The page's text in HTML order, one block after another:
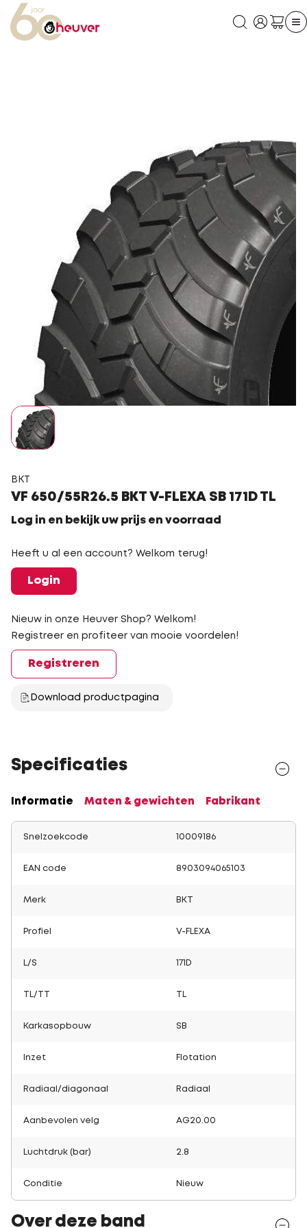
BKT
VF 650/55R26.5 BKT V-FLEXA SB 171D TL
Log in en bekijk uw prijs en voorraad
Heeft u al een account? Welkom terug!
Login
Nieuw in onze Heuver Shop? Welkom!
Registreer en profiteer van mooie voordelen!
Registreren
Download productpagina
Specificaties
Informatie Maten & gewichten Fabrikant
Snelzoekcode 10009186
EAN code 8903094065103
Merk BKT
Profiel V-FLEXA
L/S 171D
TL/TT
Karkasopbouw SB
Inzet Flotation
Radiaal/diagonaal Radiaal
Aanbevolen velg AG20.00
Luchtdruk (bar) 2.8
Conditie Nieuw
Over deze band